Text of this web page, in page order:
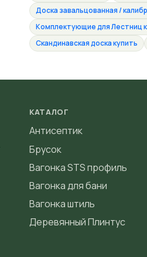
Доска завальцованная /
Комплектующие для Лестниц
Скандинавская доска купить
КАТАЛОГ
Антисептик
Брусок
Вагонка STS профиль
Вагонка для бани
Вагонка штиль
Деревянный Плинтус